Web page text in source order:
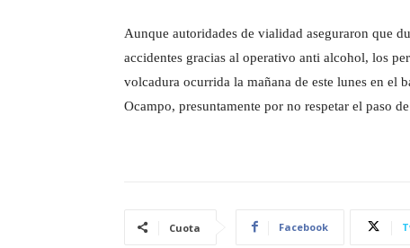
Aunque autoridades de vialidad aseguraron que
accidentes gracias al operativo anti alcohol, los
volcadura ocurrida la mañana de este lunes en el
Ocampo, presuntamente por no respetar el paso
Cuota Facebook